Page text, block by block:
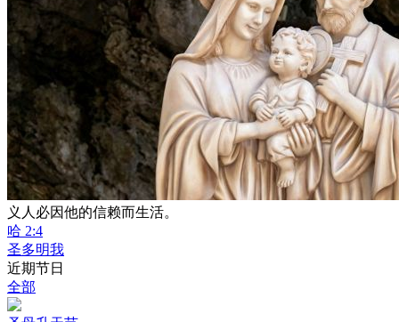
义人必因他的信赖而生活。
哈 2:4
圣多明我
近期节日
全部